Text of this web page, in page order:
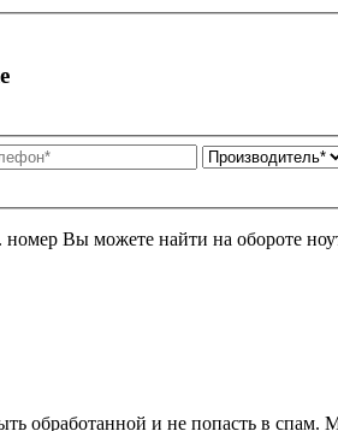
Вы можете найти на обороте
обработанной и не попасть в спам.